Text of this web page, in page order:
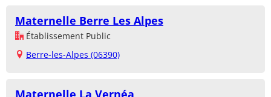
Maternelle Berre Les Alpes
Établissement Public
Berre-les-Alpes (06390)
Maternelle La Vernéa